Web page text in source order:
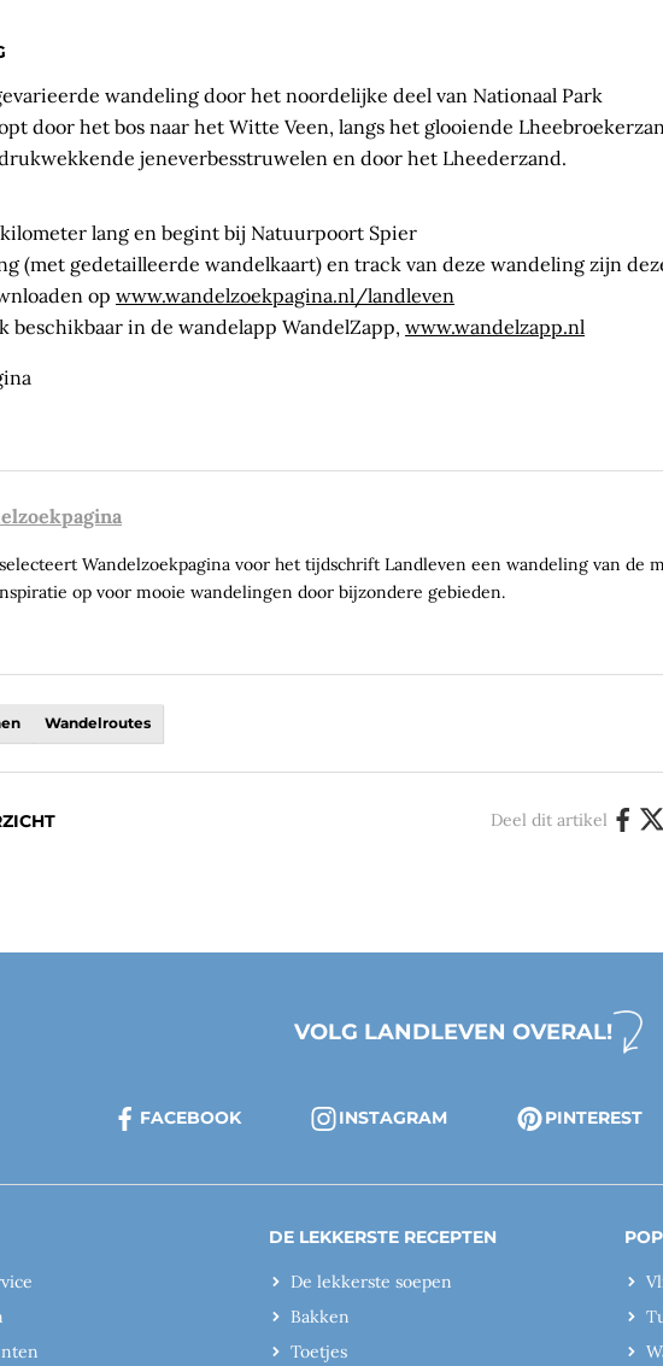
wandeling door het noordelijke deel van Nationaal Park
door het bos naar het Witte Veen, langs het glooiende
jeneverbesstruwelen en door het Lheederzand.
lang en begint bij Natuurpoort Spier
(met gedetailleerde wandelkaart) en track van deze wandeling zijn
op www.wandelzoekpagina.nl/landleven
beschikbaar in de wandelapp WandelZapp, www.wandelzapp.nl
Wandelzoekpagina voor het tijdschrift Landleven een wandeling van de
op voor mooie wandelingen door bijzondere gebieden.
Wandelroutes
Deel dit artikel
VOLG LANDLEVEN OVERAL!
FACEBOOK INSTAGRAM PINTEREST
DE LEKKERSTE RECEPTEN
De lekkerste soepen
Bakken
Toetjes